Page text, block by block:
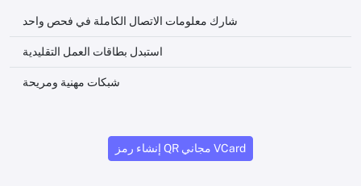
شارك معلومات الاتصال الكاملة في فحص واحد
استبدل بطاقات العمل التقليدية
شبكات مهنية ومريحة
إنشاء رمز QR مجاني VCard